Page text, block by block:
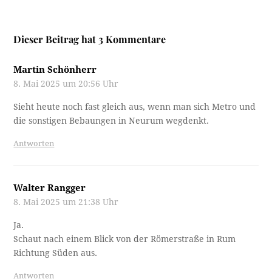
Dieser Beitrag hat 3 Kommentare
Martin Schönherr
8. Mai 2025 um 20:56 Uhr
Sieht heute noch fast gleich aus, wenn man sich Metro und
die sonstigen Bebaungen in Neurum wegdenkt.
Antworten
Walter Rangger
8. Mai 2025 um 21:38 Uhr
Ja.
Schaut nach einem Blick von der Römerstraße in Rum
Richtung Süden aus.
Antworten